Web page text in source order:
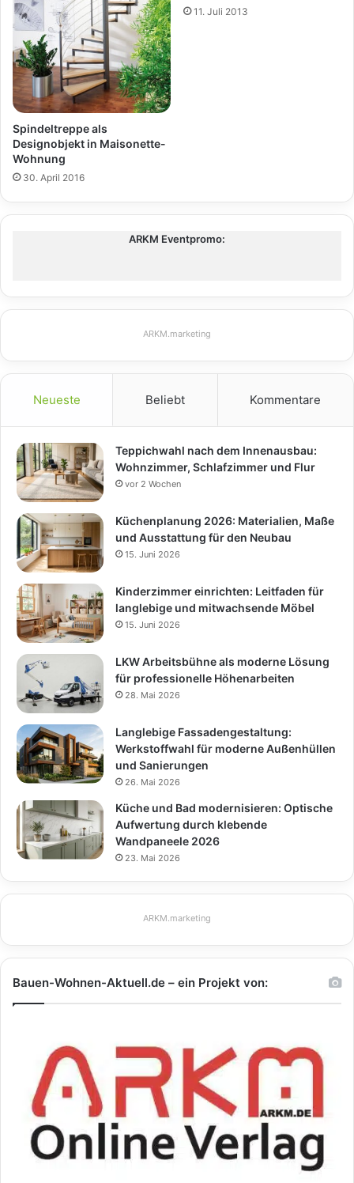
Spindeltreppe als
Designobjekt in Maisonette-
Wohnung
30. April 2016
11. Juli 2013
ARKM Eventpromo:
ARKM.marketing
Neueste Beliebt Kommentare
Teppichwahl nach dem Innenausbau:
Wohnzimmer, Schlafzimmer und Flur
vor 2 Wochen
Küchenplanung 2026: Materialien, Maße
und Ausstattung für den Neubau
15. Juni 2026
Kinderzimmer einrichten: Leitfaden für
langlebige und mitwachsende Möbel
15. Juni 2026
LKW Arbeitsbühne als moderne Lösung
für professionelle Höhenarbeiten
28. Mai 2026
Langlebige Fassadengestaltung:
Werkstoffwahl für moderne Außenhüllen
und Sanierungen
26. Mai 2026
Küche und Bad modernisieren: Optische
Aufwertung durch klebende
Wandpaneele 2026
23. Mai 2026
ARKM.marketing
Bauen-Wohnen-Aktuell.de – ein Projekt von: